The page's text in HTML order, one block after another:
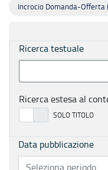
Incrocio Domanda-Offerta
Ricerca testuale
Ricerca estesa al
Data pubblicazione